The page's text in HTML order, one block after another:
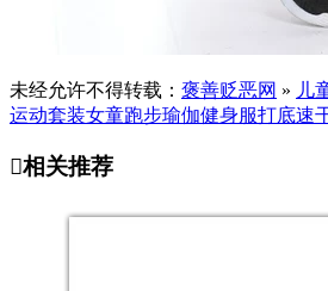
未经允许不得转载： 褒善贬恶网 » 儿
运动套装女童跑步瑜伽健身服打底速
相关推荐